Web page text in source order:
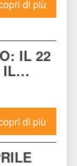
di più
IL 22
IL
di più